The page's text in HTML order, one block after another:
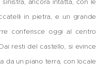
in pietra, e un grande
conferisce oggi al centro
resti del castello, si evince
da un piano terra, con locale